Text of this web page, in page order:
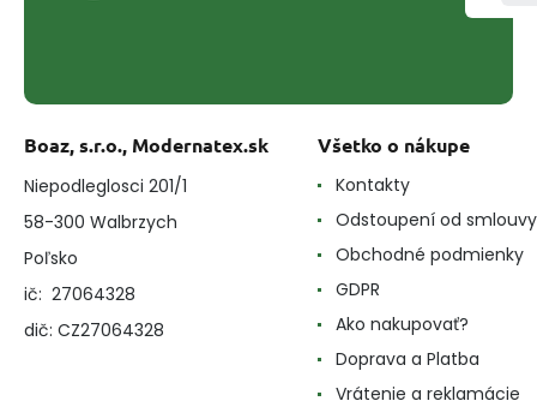
Boaz, s.r.o., Modernatex.sk
Niepodleglosci 201/1
58-300 Walbrzych
Poľsko
ič: 27064328
dič: CZ27064328
Všetko o nákupe
Kontakty
Odstoupení od smlouvy
Obchodné podmienky
GDPR
Ako nakupovať?
Doprava a Platba
Vrátenie a reklamácie